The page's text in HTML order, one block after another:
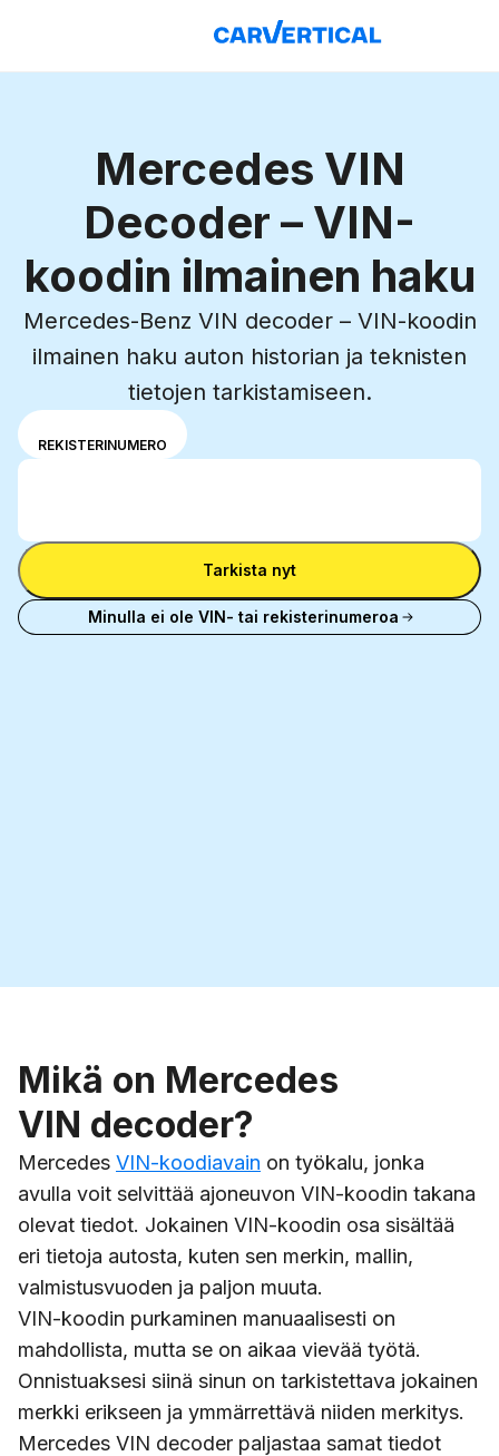
Mercedes VIN
Decoder – VIN-
koodin ilmainen haku
Mercedes-Benz VIN decoder – VIN-koodin
ilmainen haku auton historian ja teknisten
tietojen tarkistamiseen.
Valitse syöttötila
VIN-numeron ja
REKISTERINUMERO
Syötä VIN
Syötä VIN
Tarkista nyt
Minulla ei ole VIN- tai rekisterinumeroa
Mikä on Mercedes
VIN decoder?
Mercedes VIN-koodiavain on työkalu, jonka
avulla voit selvittää ajoneuvon VIN-koodin takana
olevat tiedot. Jokainen VIN-koodin osa sisältää
eri tietoja autosta, kuten sen merkin, mallin,
valmistusvuoden ja paljon muuta.
VIN-koodin purkaminen manuaalisesti on
mahdollista, mutta se on aikaa vievää työtä.
Onnistuaksesi siinä sinun on tarkistettava jokainen
merkki erikseen ja ymmärrettävä niiden merkitys.
Mercedes VIN decoder paljastaa samat tiedot